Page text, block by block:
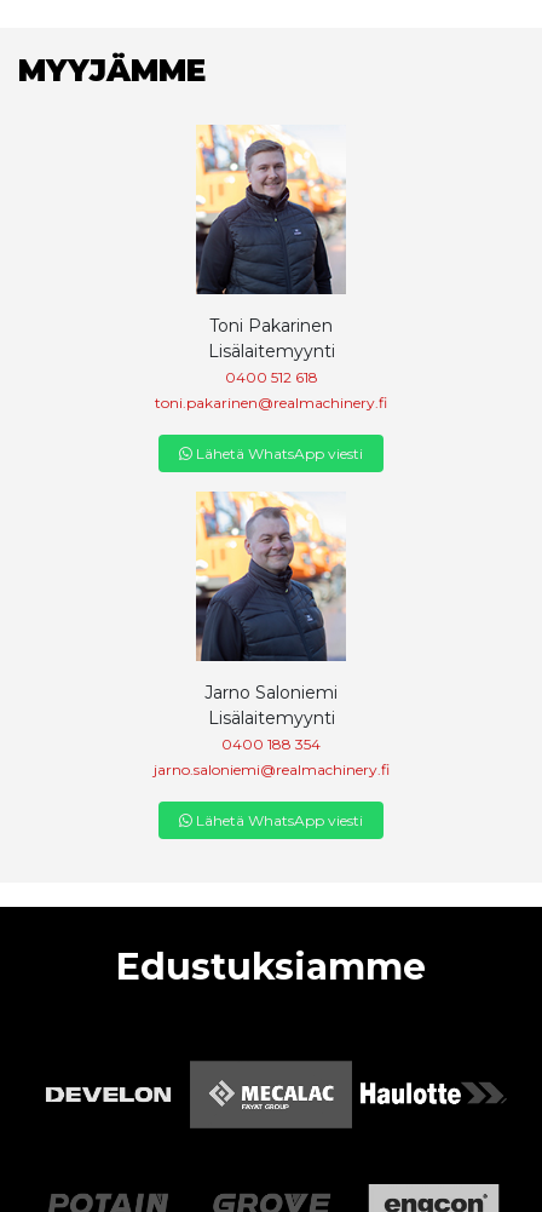
MYYJÄMME
Toni Pakarinen
Lisälaitemyynti
0400 512 618
toni.pakarinen@realmachinery.fi
Lähetä WhatsApp viesti
Jarno Saloniemi
Lisälaitemyynti
0400 188 354
jarno.saloniemi@realmachinery.fi
Lähetä WhatsApp viesti
Edustuksiamme